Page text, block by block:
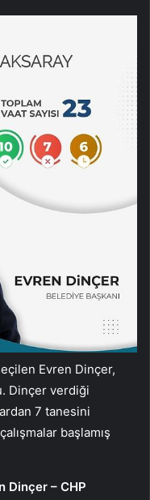
Evren Dinçer,
Dinçer verdiği
7 tanesini
başlamış
Dinçer – CHP